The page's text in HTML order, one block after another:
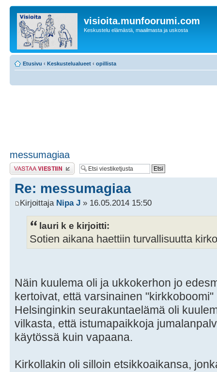
visioita.munfoorumi.com
Keskustelu elämästä, maailmasta ja uskosta
Etusivu ‹ Keskustelualueet ‹ opillista
messumagiaa
Lähetä vastaus
Re: messumagiaa
Kirjoittaja Nipa J » 16.05.2014 15:50
lauri k e kirjoitti:
Sotien aikana haettiin turvallisuutta
Näin kuulema oli ja ukkokerhon jo
kertoivat, että varsinainen
Helsinginkin seurakuntaelämä oli
vilkasta, että istumapaikkoja
käytössä kuin vapaana.
Kirkollakin oli silloin etsikkoaikansa,